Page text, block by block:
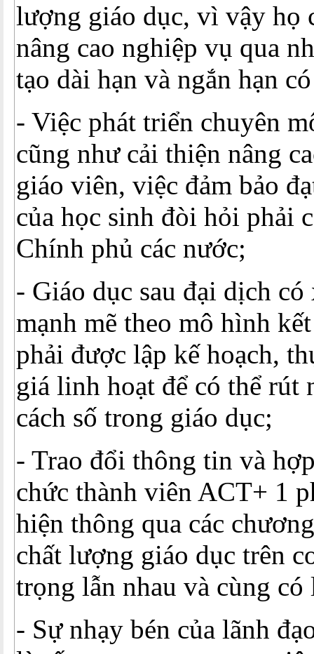
lượng giáo dục, vì vậy họ
nâng cao nghiệp vụ qua
tạo dài hạn và ngắn hạn
- Việc phát triển chuyên
cũng như cải thiện nâng
giáo viên, việc đảm bảo
của học sinh đòi hỏi phải
Chính phủ các nước;
- Giáo dục sau đại dịch
mạnh mẽ theo mô hình
phải được lập kế hoạch,
giá linh hoạt để có thể rút
cách số trong giáo dục;
- Trao đổi thông tin và
chức thành viên ACT+ 1
hiện thông qua các
chất lượng giáo dục trên
trọng lẫn nhau và cùng
- Sự nhạy bén của lãnh